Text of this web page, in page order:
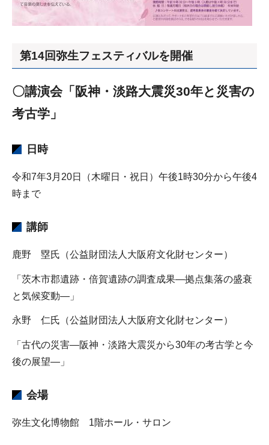
第14回弥生フェスティバルを開催
〇講演会「阪神・淡路大震災30年と災害の
考古学」
日時
令和7年3月20日（木曜日・祝日）午後1時30分から午後4
時まで
講師
鹿野 塁氏（公益財団法人大阪府文化財センター）
「茨木市郡遺跡・倍賀遺跡の調査成果―拠点集落の盛衰
と気候変動―」
永野 仁氏（公益財団法人大阪府文化財センター）
「古代の災害―阪神・淡路大震災から30年の考古学と今
後の展望―」
会場
弥生文化博物館 1階ホール・サロン